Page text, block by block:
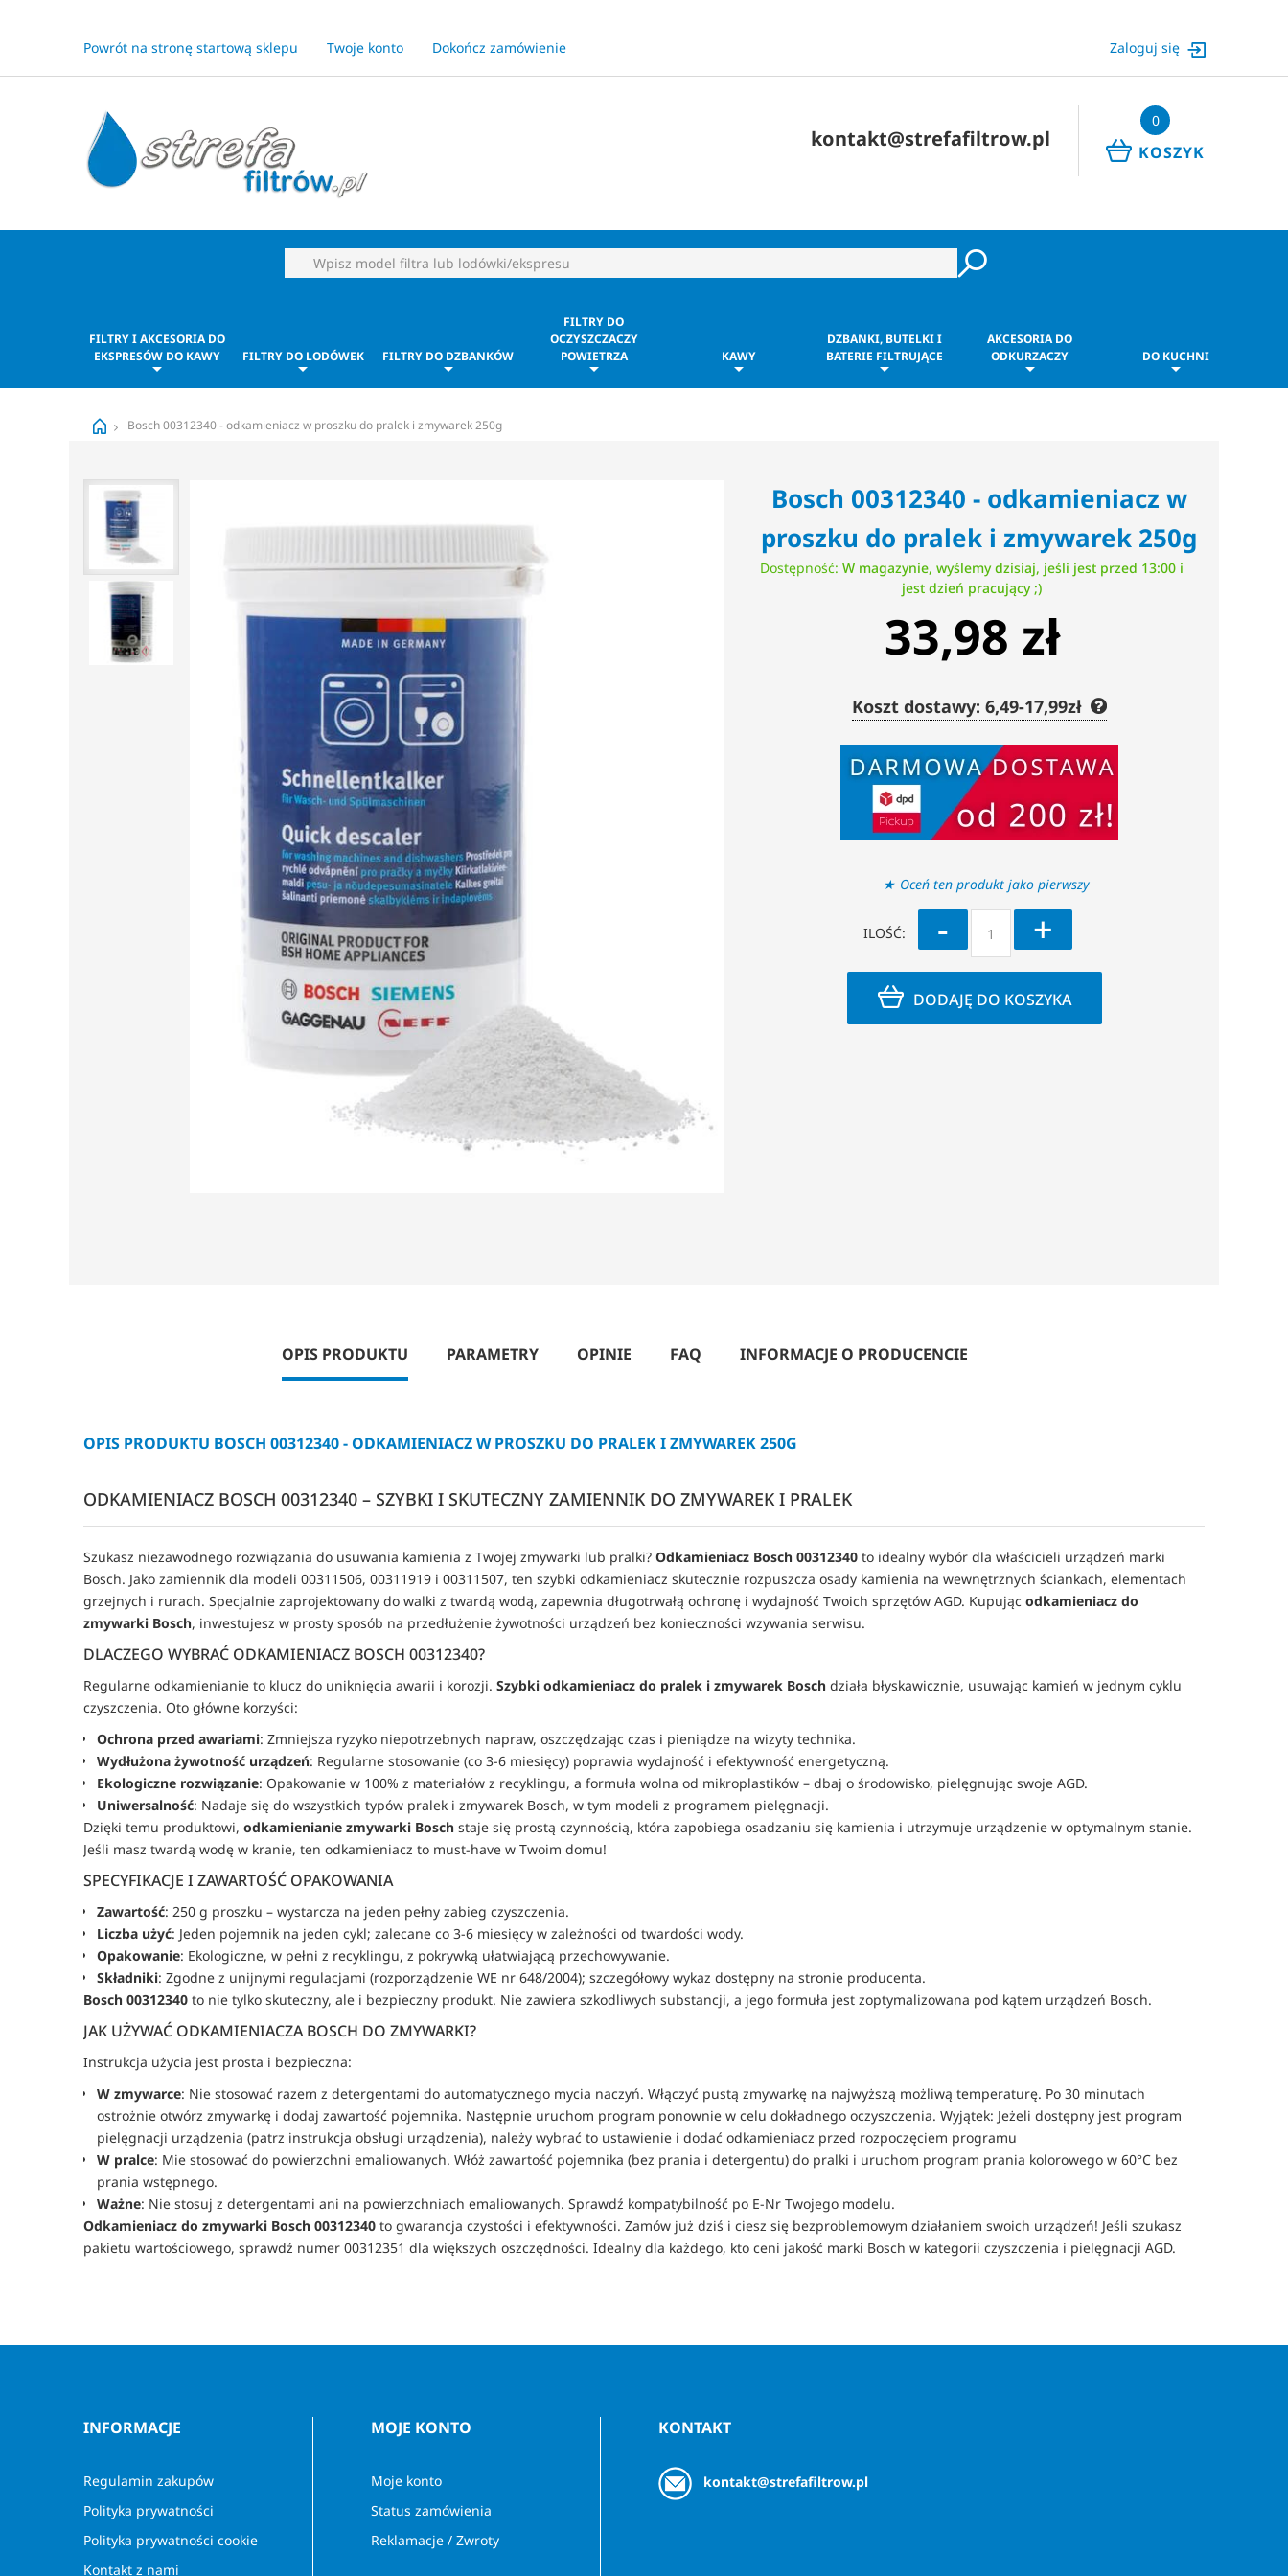
Zaloguj się
Powrót na stronę startową sklepu Twoje konto Dokończ zamówienie
0
KOSZYK
kontakt@strefafiltrow.pl
FILTRY I AKCESORIA DO
EKSPRESÓW DO KAWY
FILTRY DO LODÓWEK FILTRY DO DZBANKÓW
FILTRY DO
OCZYSZCZACZY
POWIETRZA
KAWY
DZBANKI, BUTELKI I
BATERIE FILTRUJĄCE
AKCESORIA DO
ODKURZACZY
DO KUCHNI
Bosch 00312340 - odkamieniacz w proszku do pralek i zmywarek 250g
Bosch 00312340 - odkamieniacz w
proszku do pralek i zmywarek 250g
Dostępność: W magazynie, wyślemy dzisiaj, jeśli jest przed 13:00 i
jest dzień pracujący ;)
33,98 zł
Koszt dostawy: 6,49-17,99zł
Oceń ten produkt jako pierwszy
ILOŚĆ: - +
DODAJĘ DO KOSZYKA
OPIS PRODUKTU PARAMETRY OPINIE FAQ INFORMACJE O PRODUCENCIE
OPIS PRODUKTU BOSCH 00312340 - ODKAMIENIACZ W PROSZKU DO PRALEK I ZMYWAREK 250G
ODKAMIENIACZ BOSCH 00312340 – SZYBKI I SKUTECZNY ZAMIENNIK DO ZMYWAREK I PRALEK
Szukasz niezawodnego rozwiązania do usuwania kamienia z Twojej zmywarki lub pralki? Odkamieniacz Bosch 00312340 to idealny wybór dla właścicieli urządzeń marki
Bosch. Jako zamiennik dla modeli 00311506, 00311919 i 00311507, ten szybki odkamieniacz skutecznie rozpuszcza osady kamienia na wewnętrznych ściankach, elementach
grzejnych i rurach. Specjalnie zaprojektowany do walki z twardą wodą, zapewnia długotrwałą ochronę i wydajność Twoich sprzętów AGD. Kupując odkamieniacz do
zmywarki Bosch, inwestujesz w prosty sposób na przedłużenie żywotności urządzeń bez konieczności wzywania serwisu.
DLACZEGO WYBRAĆ ODKAMIENIACZ BOSCH 00312340?
Regularne odkamienianie to klucz do uniknięcia awarii i korozji. Szybki odkamieniacz do pralek i zmywarek Bosch działa błyskawicznie, usuwając kamień w jednym cyklu
czyszczenia. Oto główne korzyści:
Ochrona przed awariami: Zmniejsza ryzyko niepotrzebnych napraw, oszczędzając czas i pieniądze na wizyty technika.
Wydłużona żywotność urządzeń: Regularne stosowanie (co 3-6 miesięcy) poprawia wydajność i efektywność energetyczną.
Ekologiczne rozwiązanie: Opakowanie w 100% z materiałów z recyklingu, a formuła wolna od mikroplastików – dbaj o środowisko, pielęgnując swoje AGD.
Uniwersalność: Nadaje się do wszystkich typów pralek i zmywarek Bosch, w tym modeli z programem pielęgnacji.
Dzięki temu produktowi, odkamienianie zmywarki Bosch staje się prostą czynnością, która zapobiega osadzaniu się kamienia i utrzymuje urządzenie w optymalnym stanie.
Jeśli masz twardą wodę w kranie, ten odkamieniacz to must-have w Twoim domu!
SPECYFIKACJE I ZAWARTOŚĆ OPAKOWANIA
Zawartość: 250 g proszku – wystarcza na jeden pełny zabieg czyszczenia.
Liczba użyć: Jeden pojemnik na jeden cykl; zalecane co 3-6 miesięcy w zależności od twardości wody.
Opakowanie: Ekologiczne, w pełni z recyklingu, z pokrywką ułatwiającą przechowywanie.
Składniki: Zgodne z unijnymi regulacjami (rozporządzenie WE nr 648/2004); szczegółowy wykaz dostępny na stronie producenta.
Bosch 00312340 to nie tylko skuteczny, ale i bezpieczny produkt. Nie zawiera szkodliwych substancji, a jego formuła jest zoptymalizowana pod kątem urządzeń Bosch.
JAK UŻYWAĆ ODKAMIENIACZA BOSCH DO ZMYWARKI?
Instrukcja użycia jest prosta i bezpieczna:
W zmywarce: Nie stosować razem z detergentami do automatycznego mycia naczyń. Włączyć pustą zmywarkę na najwyższą możliwą temperaturę. Po 30 minutach
ostrożnie otwórz zmywarkę i dodaj zawartość pojemnika. Następnie uruchom program ponownie w celu dokładnego oczyszczenia. Wyjątek: Jeżeli dostępny jest program
pielęgnacji urządzenia (patrz instrukcja obsługi urządzenia), należy wybrać to ustawienie i dodać odkamieniacz przed rozpoczęciem programu
W pralce: Mie stosować do powierzchni emaliowanych. Włóż zawartość pojemnika (bez prania i detergentu) do pralki i uruchom program prania kolorowego w 60°C bez
prania wstępnego.
Ważne: Nie stosuj z detergentami ani na powierzchniach emaliowanych. Sprawdź kompatybilność po E-Nr Twojego modelu.
Odkamieniacz do zmywarki Bosch 00312340 to gwarancja czystości i efektywności. Zamów już dziś i ciesz się bezproblemowym działaniem swoich urządzeń! Jeśli szukasz
pakietu wartościowego, sprawdź numer 00312351 dla większych oszczędności. Idealny dla każdego, kto ceni jakość marki Bosch w kategorii czyszczenia i pielęgnacji AGD.
INFORMACJE
Regulamin zakupów
Polityka prywatności
Polityka prywatności cookie
Kontakt z nami
MOJE KONTO
Moje konto
Status zamówienia
Reklamacje / Zwroty
KONTAKT
kontakt@strefafiltrow.pl